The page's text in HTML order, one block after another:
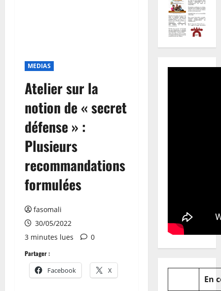
MEDIAS
Atelier sur la
notion de « secret
défense » :
Plusieurs
recommandations
formulées
fasomali
30/05/2022
3 minutes lues
0
Partager :
Facebook X
En